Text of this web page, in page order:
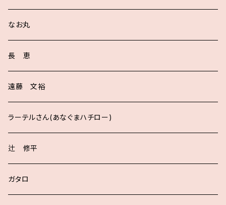
サイン入り
なお丸
長 恵
遠藤 文裕
ラーテルさん(あなぐまハチロー)
辻 修平
ガタロ